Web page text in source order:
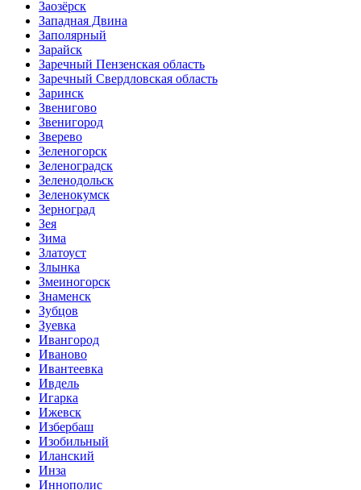
Заозёрск
Западная Двина
Заполярный
Зарайск
Заречный Пензенская область
Заречный Свердловская область
Заринск
Звенигово
Звенигород
Зверево
Зеленогорск
Зеленоградск
Зеленодольск
Зеленокумск
Зерноград
Зея
Зима
Златоуст
Злынка
Змеиногорск
Знаменск
Зубцов
Зуевка
Ивангород
Иваново
Ивантеевка
Ивдель
Игарка
Ижевск
Избербаш
Изобильный
Иланский
Инза
Иннополис